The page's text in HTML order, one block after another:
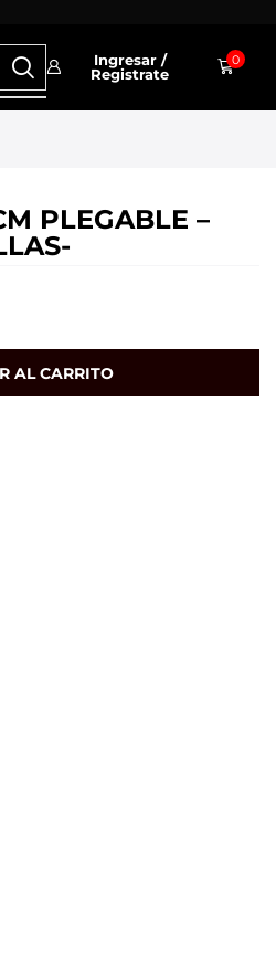
Ingresar /
Registrate
0
PLEGABLE –
AL CARRITO